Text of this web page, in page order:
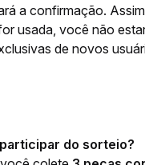
a confirmação.
usada, você não
de novos
do sorteio?